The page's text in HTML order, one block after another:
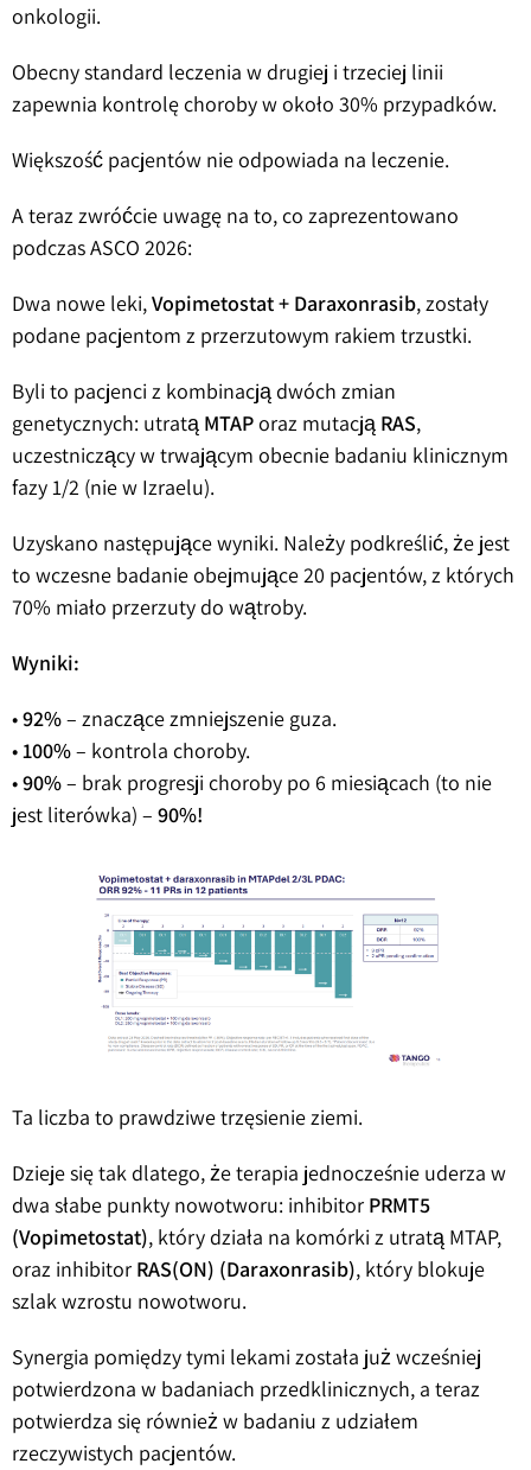
onkologii.
Obecny standard leczenia w drugiej i trzeciej linii
zapewnia kontrolę choroby w około 30% przypadków.
Większość pacjentów nie odpowiada na leczenie.
A teraz zwróćcie uwagę na to, co zaprezentowano
podczas ASCO 2026:
Dwa nowe leki,Vopimetostat + Daraxonrasib, zostały
podane pacjentom z przerzutowym rakiem trzustki.
Byli to pacjenci z kombinacją dwóch zmian
genetycznych: utratą MTAPoraz mutacją RAS,
uczestniczący w trwającym obecnie badaniu klinicznym
fazy 1/2 (nie w Izraelu).
Uzyskano następujące wyniki. Należy podkreślić, że jest
to wczesne badanie obejmujące 20 pacjentów, z których
70% miało przerzuty do wątroby.
Wyniki:
•92%– znaczące zmniejszenie guza.
•100%– kontrola choroby.
•90%– brak progresji choroby po 6 miesiącach (to nie
jest literówka) – 90%!
Ta liczba to prawdziwe trzęsienie ziemi.
Dzieje się tak dlatego, że terapia jednocześnie uderza w
dwa słabe punkty nowotworu: inhibitor PRMT5
(Vopimetostat), który działa na komórki z utratą MTAP,
oraz inhibitor RAS(ON) (Daraxonrasib), który blokuje
szlak wzrostu nowotworu.
Synergia pomiędzy tymi lekami została już wcześniej
potwierdzona w badaniach przedklinicznych, a teraz
potwierdza się również w badaniu z udziałem
rzeczywistych pacjentów.